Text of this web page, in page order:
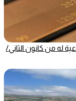
له من كانون الثاني/